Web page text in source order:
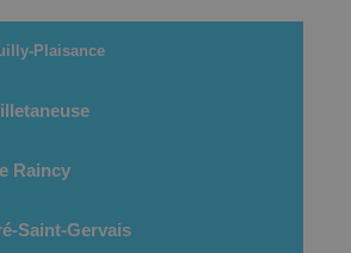
Plaisance
Raincy
Saint-Gervais